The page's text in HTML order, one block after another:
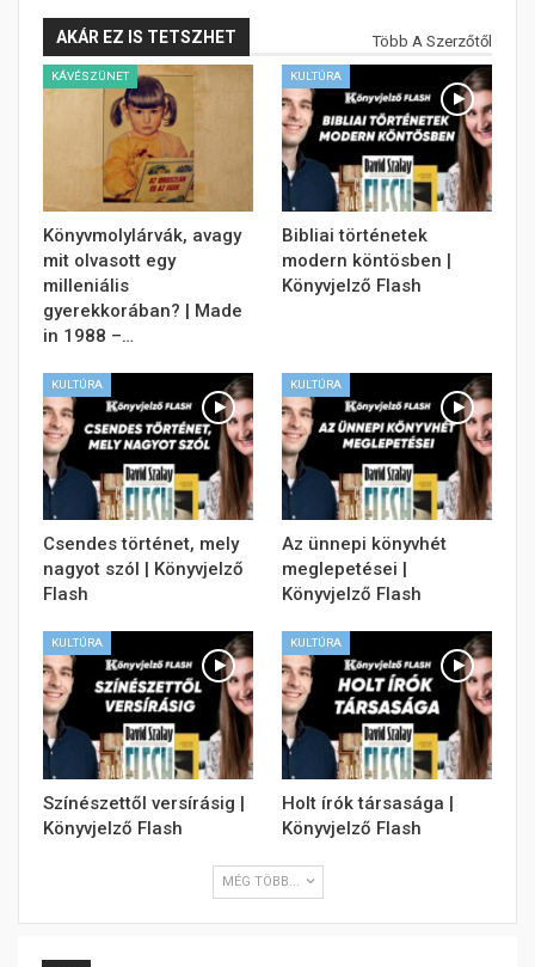
AKÁR EZ IS TETSZHET Több A Szerzőtől
KÁVÉSZÜNET
Könyvmolylárvák, avagy
mit olvasott egy
milleniális
gyerekkorában? | Made
in 1988 –…
KULTÚRA
Bibliai történetek
modern köntösben |
Könyvjelző Flash
KULTÚRA
Csendes történet, mely
nagyot szól | Könyvjelző
Flash
KULTÚRA
Az ünnepi könyvhét
meglepetései |
Könyvjelző Flash
KULTÚRA
Színészettől versírásig |
Könyvjelző Flash
KULTÚRA
Holt írók társasága |
Könyvjelző Flash
MÉG TÖBB...